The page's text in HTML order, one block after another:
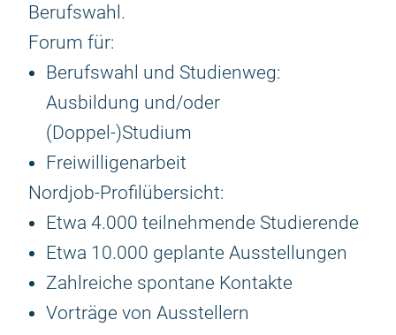
Berufswahl.
Forum für:
Berufswahl und Studienweg:
Ausbildung und/oder
(Doppel-)Studium
Freiwilligenarbeit
Nordjob-Profilübersicht:
Etwa 4.000 teilnehmende Studierende
Etwa 10.000 geplante Ausstellungen
Zahlreiche spontane Kontakte
Vorträge von Ausstellern